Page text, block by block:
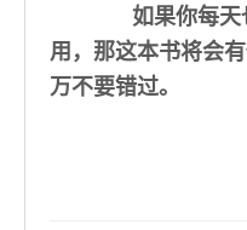
如果你每
用，那这本书将会
万不要错过。